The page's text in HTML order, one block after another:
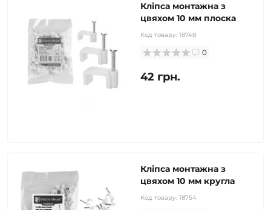
Кліпса монтажна з
цвяхом 10 мм плоска
Код товару: 18748
0
42 грн.
Кліпса монтажна з
цвяхом 10 мм кругла
Код товару: 18754